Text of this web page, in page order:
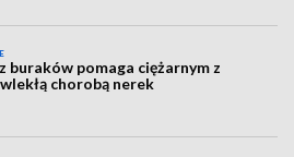
buraków pomaga ciężarnym z
chorobą nerek